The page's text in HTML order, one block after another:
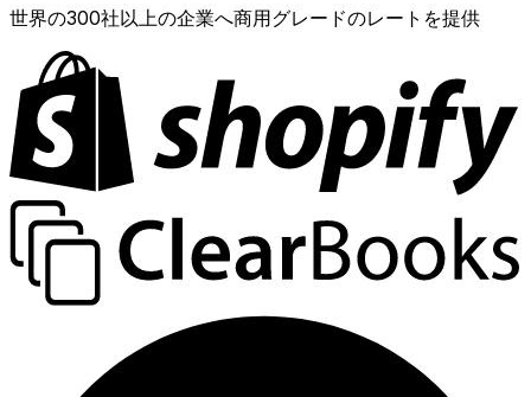
世界の300社以上の企業へ商用グレードのレートを提供